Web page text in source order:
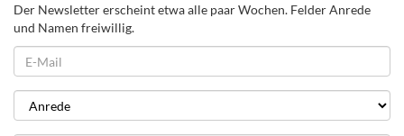
Der Newsletter erscheint etwa alle paar Wochen. Felder Anrede
und Namen freiwillig.